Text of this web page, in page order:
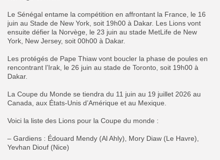
‎Le Sénégal entame la compétition en affrontant la France, le 16
juin au Stade de New York, soit 19h00 à Dakar. Les Lions vont
ensuite défier la Norvège, le 23 juin au stade MetLife de New
York, New Jersey, soit 00h00 à Dakar.
‎Les protégés de Pape Thiaw vont boucler la phase de poules en
rencontrant l’Irak, le 26 juin au stade de Toronto, soit 19h00 à
Dakar.
‎La Coupe du Monde se tiendra du 11 juin au 19 juillet 2026 au
Canada, aux États-Unis d’Amérique et au Mexique.
‎Voici la liste des Lions pour la Coupe du monde :
‎– Gardiens : Édouard Mendy (Al Ahly), Mory Diaw (Le Havre),
Yevhan Diouf (Nice)